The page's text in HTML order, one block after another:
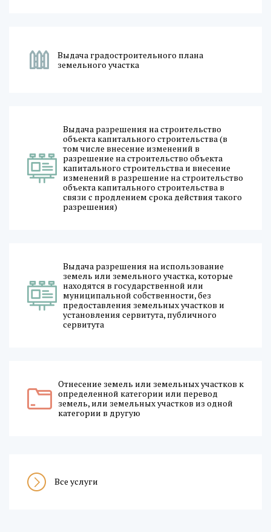
Выдача градостроительного плана
земельного участка
Выдача разрешения на строительство
объекта капитального строительства (в
том числе внесение изменений в
разрешение на строительство объекта
капитального строительства и внесение
изменений в разрешение на строительство
объекта капитального строительства в
связи с продлением срока действия такого
разрешения)
Выдача разрешения на использование
земель или земельного участка, которые
находятся в государственной или
муниципальной собственности, без
предоставления земельных участков и
установления сервитута, публичного
сервитута
Отнесение земель или земельных участков к
определенной категории или перевод
земель, или земельных участков из одной
категории в другую
Все услуги